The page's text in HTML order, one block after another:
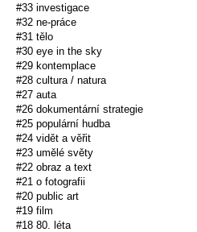
#33 investigace
#32 ne-práce
#31 tělo
#30 eye in the sky
#29 kontemplace
#28 cultura / natura
#27 auta
#26 dokumentární strategie
#25 populární hudba
#24 vidět a věřit
#23 umělé světy
#22 obraz a text
#21 o fotografii
#20 public art
#19 film
#18 80. léta